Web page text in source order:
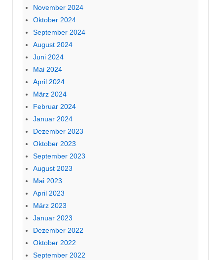
November 2024
Oktober 2024
September 2024
August 2024
Juni 2024
Mai 2024
April 2024
März 2024
Februar 2024
Januar 2024
Dezember 2023
Oktober 2023
September 2023
August 2023
Mai 2023
April 2023
März 2023
Januar 2023
Dezember 2022
Oktober 2022
September 2022